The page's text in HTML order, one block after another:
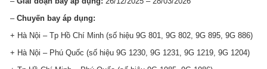
–Chuyến bay áp dụng:
+ Hà Nội – Tp Hồ Chí Minh (số hiệu 9G 801, 9G 802, 9G 895, 9G 886)
+ Hà Nội – Phú Quốc (số hiệu 9G 1230, 9G 1231, 9G 1219, 9G 1204)